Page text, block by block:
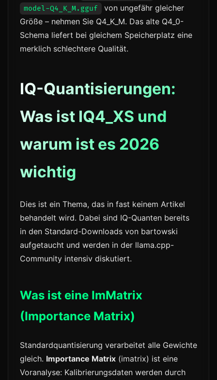
model-Q4_K_M.gguf
von ungefähr gleicher
Größe – nehmen Sie Q4_K_M. Das alte Q4_0-
Schema liefert bei gleichem Speicherplatz eine
merklich schlechtere Qualität.
IQ-Quantisierungen:
Was ist IQ4_XS und
warum ist es 2026
wichtig
Dies ist ein Thema, das in fast keinem Artikel
behandelt wird. Dabei sind IQ-Quanten bereits
in den Standard-Downloads von bartowski
aufgetaucht und werden in der llama.cpp-
Community intensiv diskutiert.
Was ist eine ImMatrix
(Importance Matrix)
Standardquantisierung verarbeitet alle Gewichte
gleich. Importance Matrix (imatrix) ist eine
Voranalyse: Kalibrierungsdaten werden durch